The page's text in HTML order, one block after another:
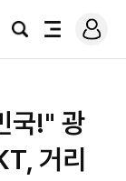
검
전
로
그
국!" 광
거리